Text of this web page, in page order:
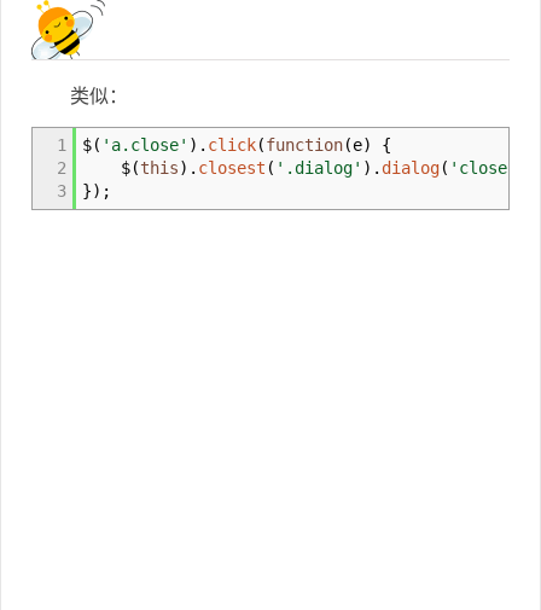
类似：
1
2
3
$( 'a.close' ) . click(function(e)
{
$(this) . closest ( '.dialog' ) . dialog( 'close'
}) ;